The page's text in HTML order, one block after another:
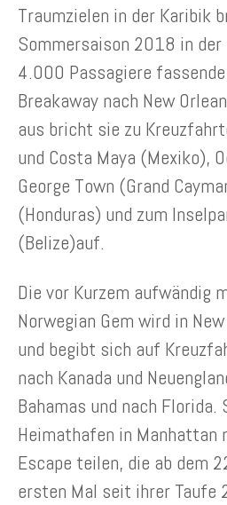
Traumzielen in der Karibik
Sommersaison 2018 in
4.000 Passagiere
Breakaway nach New
aus bricht sie zu
und Costa Maya (Mexiko),
George Town (Grand
(Honduras) und zum
(Belize)auf.
Die vor Kurzem aufwändig
Norwegian Gem wird in
und begibt sich auf
nach Kanada und
Bahamas und nach Florida.
Heimathafen in Manhattan
Escape teilen, die ab dem
ersten Mal seit ihrer Taufe